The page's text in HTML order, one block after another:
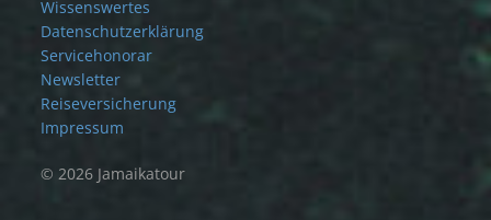
Wissenswertes
Datenschutzerklärung
Servicehonorar
Newsletter
Reiseversicherung
Impressum
© 2026 Jamaikatour